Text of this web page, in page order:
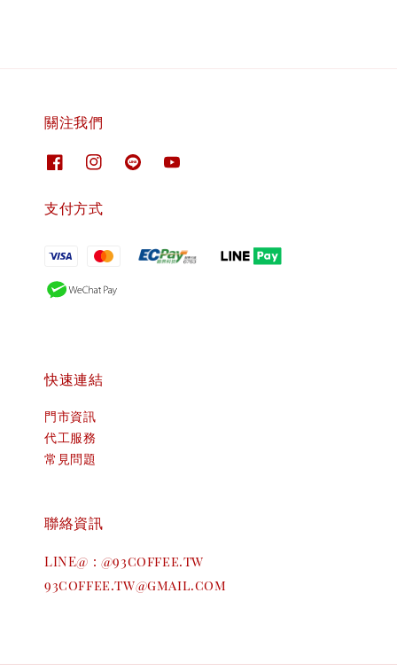
關注我們
支付方式
快速連結
門市資訊
代工服務
常見問題
聯絡資訊
LINE@ : @93coffee.tw
93coffee.tw@gmail.com